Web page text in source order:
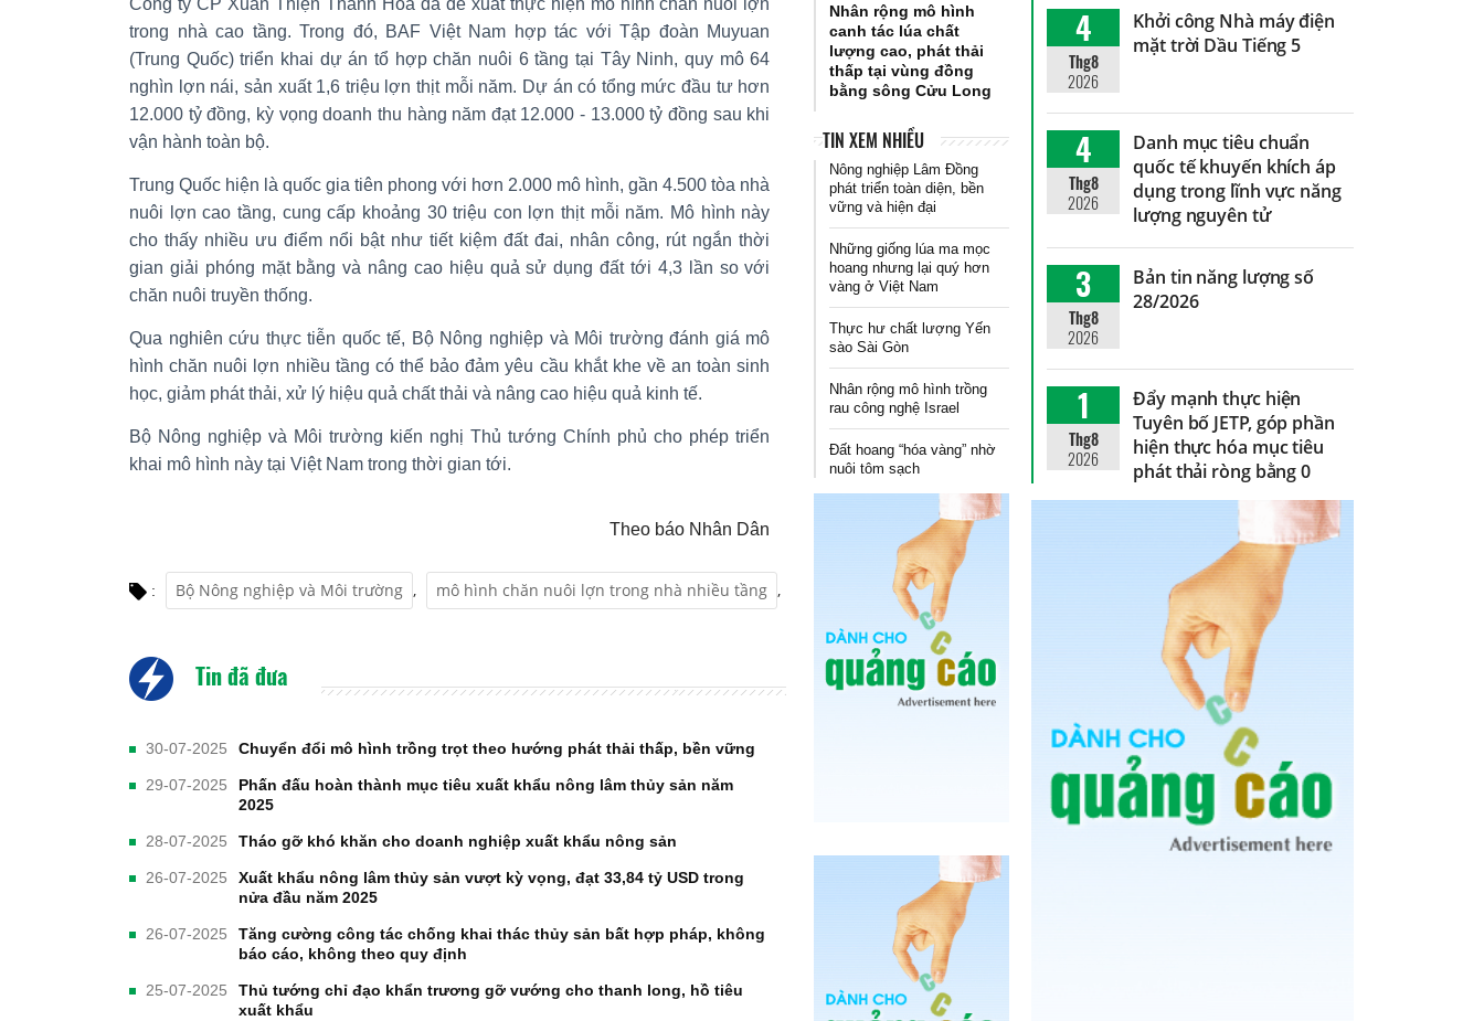
Công ty CP Xuân Thiện Thanh Hóa đã đề xuất thực hiện mô hình chăn nuôi lợn
trong nhà cao tầng. Trong đó, BAF Việt Nam hợp tác với Tập đoàn Muyuan
(Trung Quốc) triển khai dự án tổ hợp chăn nuôi 6 tầng tại Tây Ninh, quy mô 64
nghìn lợn nái, sản xuất 1,6 triệu lợn thịt mỗi năm. Dự án có tổng mức đầu tư hơn
12.000 tỷ đồng, kỳ vọng doanh thu hàng năm đạt 12.000 - 13.000 tỷ đồng sau khi
vận hành toàn bộ.
Trung Quốc hiện là quốc gia tiên phong với hơn 2.000 mô hình, gần 4.500 tòa nhà
nuôi lợn cao tầng, cung cấp khoảng 30 triệu con lợn thịt mỗi năm. Mô hình này
cho thấy nhiều ưu điểm nổi bật như tiết kiệm đất đai, nhân công, rút ngắn thời
gian giải phóng mặt bằng và nâng cao hiệu quả sử dụng đất tới 4,3 lần so với
chăn nuôi truyền thống.
Qua nghiên cứu thực tiễn quốc tế, Bộ Nông nghiệp và Môi trường đánh giá mô
hình chăn nuôi lợn nhiều tầng có thể bảo đảm yêu cầu khắt khe về an toàn sinh
học, giảm phát thải, xử lý hiệu quả chất thải và nâng cao hiệu quả kinh tế.
Bộ Nông nghiệp và Môi trường kiến nghị Thủ tướng Chính phủ cho phép triển
khai mô hình này tại Việt Nam trong thời gian tới.
Theo báo Nhân Dân
: Bộ Nông nghiệp và Môi trường , mô hình chăn nuôi lợn trong nhà nhiều tầng ,
Tin đã đưa
30-07-2025 Chuyển đổi mô hình trồng trọt theo hướng phát thải thấp, bền vững
29-07-2025
Phấn đấu hoàn thành mục tiêu xuất khẩu nông lâm thủy sản năm
2025
28-07-2025 Tháo gỡ khó khăn cho doanh nghiệp xuất khẩu nông sản
26-07-2025
Xuất khẩu nông lâm thủy sản vượt kỳ vọng, đạt 33,84 tỷ USD trong
nửa đầu năm 2025
26-07-2025
Tăng cường công tác chống khai thác thủy sản bất hợp pháp, không
báo cáo, không theo quy định
25-07-2025
Thủ tướng chỉ đạo khẩn trương gỡ vướng cho thanh long, hồ tiêu
xuất khẩu
Nhân rộng mô hình
canh tác lúa chất
lượng cao, phát thải
thấp tại vùng đồng
bằng sông Cửu Long
TIN XEM NHIỀU
Nông nghiệp Lâm Đồng
phát triển toàn diện, bền
vững và hiện đại
Những giống lúa ma mọc
hoang nhưng lại quý hơn
vàng ở Việt Nam
Thực hư chất lượng Yến
sào Sài Gòn
Nhân rộng mô hình trồng
rau công nghệ Israel
Đất hoang “hóa vàng” nhờ
nuôi tôm sạch
4
Thg8
2026
Khởi công Nhà máy điện
mặt trời Dầu Tiếng 5
4
Thg8
2026
Danh mục tiêu chuẩn
quốc tế khuyến khích áp
dụng trong lĩnh vực năng
lượng nguyên tử
3
Thg8
2026
Bản tin năng lượng số
28/2026
1
Thg8
2026
Đẩy mạnh thực hiện
Tuyên bố JETP, góp phần
hiện thực hóa mục tiêu
phát thải ròng bằng 0